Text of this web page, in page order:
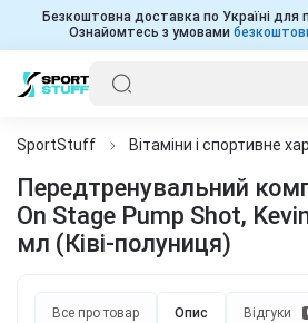
Безкоштовна доставка по Україні для
Ознайомтесь з умовами
SportStuff Вітаміни і спортивне
Передтренувальний
On Stage Pump Shot,
мл (Ківі-полуниця)
Все про товар Опис Відгуки